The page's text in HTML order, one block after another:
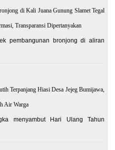
di Kali Juana Gunung Slamet Tegal
Transparansi Dipertanyakan
pembangunan bronjong di aliran
Terpanjang Hiasi Desa Jejeg Bumijawa,
Air Warga
menyambut Hari Ulang Tahun